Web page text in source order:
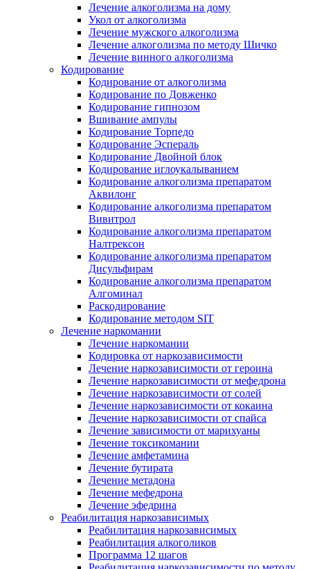
Лечение алкоголизма на дому
Укол от алкоголизма
Лечение мужского алкоголизма
Лечение алкоголизма по методу Шичко
Лечение винного алкоголизма
Кодирование
Кодирование от алкоголизма
Кодирование по Довженко
Кодирование гипнозом
Вшивание ампулы
Кодирование Торпедо
Кодирование Эспераль
Кодирование Двойной блок
Кодирование иглоукалыванием
Кодирование алкоголизма препаратом
Аквилонг
Кодирование алкоголизма препаратом
Вивитрол
Кодирование алкоголизма препаратом
Налтрексон
Кодирование алкоголизма препаратом
Дисульфирам
Кодирование алкоголизма препаратом
Алгоминал
Раскодирование
Кодирование методом SIT
Лечение наркомании
Лечение наркомании
Кодировка от наркозависимости
Лечение наркозависимости от героина
Лечение наркозависимости от мефедрона
Лечение наркозависимости от солей
Лечение наркозависимости от кокаина
Лечение наркозависимости от спайса
Лечение зависимости от марихуаны
Лечение токсикомании
Лечение амфетамина
Лечение бутирата
Лечение метадона
Лечение мефедрона
Лечение эфедрина
Реабилитация наркозависимых
Реабилитация наркозависимых
Реабилитация алкоголиков
Программа 12 шагов